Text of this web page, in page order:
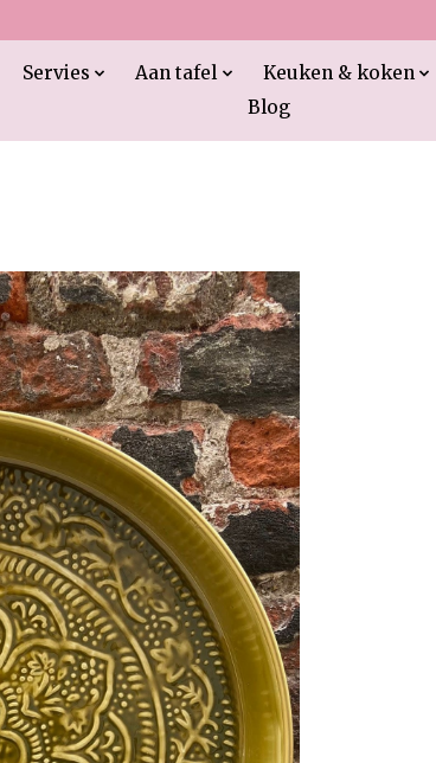
Servies Aan tafel Keuken & koken
Blog